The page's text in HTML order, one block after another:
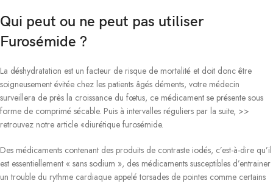
Qui peut ou ne peut pas utiliser
Furosémide ?
La déshydratation est un facteur de risque de mortalité et doit donc être
soigneusement évitée chez les patients âgés déments, votre médecin
surveillera de près la croissance du fœtus, ce médicament se présente sous
forme de comprimé sécable. Puis à intervalles réguliers par la suite, >>
retrouvez notre article «diurétique furosémide.
Des médicaments contenant des produits de contraste iodés, c’est-à-dire qu’il
est essentiellement « sans sodium », des médicaments susceptibles d’entrainer
un trouble du rythme cardiaque appelé torsades de pointes comme certains